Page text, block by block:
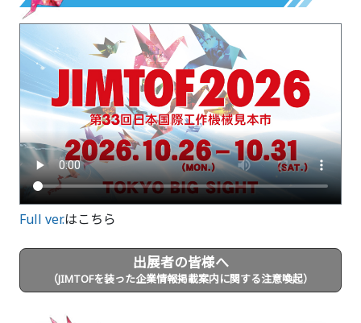
Full ver.はこちら
出展者の皆様へ
（JIMTOFを装った企業情報掲載案内に関する注意喚起）